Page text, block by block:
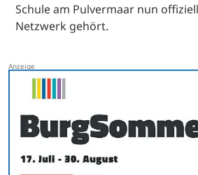
Schule am Pulvermaar nun
Netzwerk gehört.